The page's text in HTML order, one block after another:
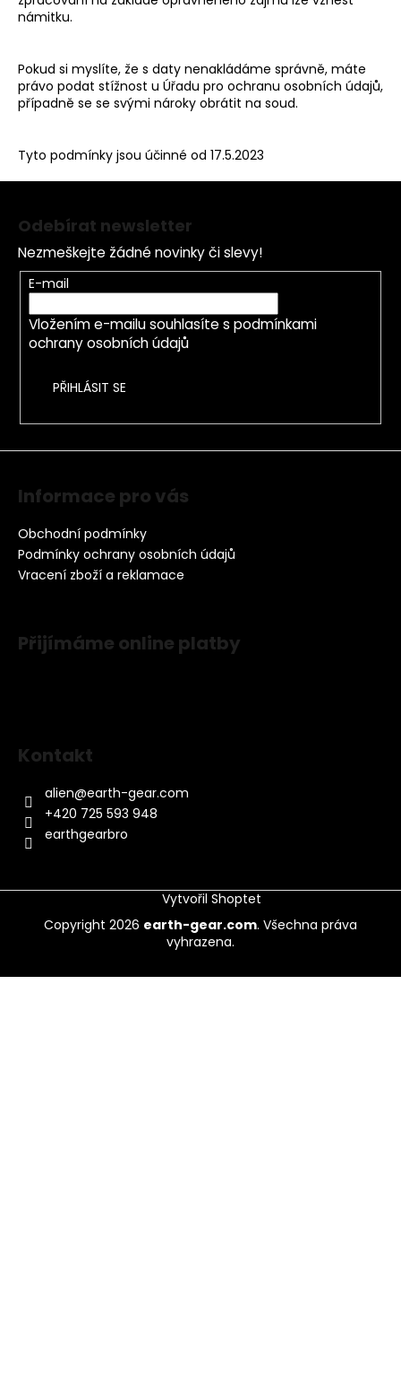
námitku.
Pokud si myslíte, že s daty nenakládáme správně, máte
právo podat stížnost u Úřadu pro ochranu osobních údajů,
případně se se svými nároky obrátit na soud.
Tyto podmínky jsou účinné od 17.5.2023
Odebírat newsletter
Nezmeškejte žádné novinky či slevy!
E-mail
Vložením e-mailu souhlasíte s podmínkami
ochrany osobních údajů
PŘIHLÁSIT SE
Informace pro vás
Obchodní podmínky
Podmínky ochrany osobních údajů
Vracení zboží a reklamace
Přijímáme online platby
Kontakt
alien@earth-gear.com
+420 725 593 948
earthgearbro
Vytvořil Shoptet
Copyright 2026 earth-gear.com. Všechna práva
vyhrazena.